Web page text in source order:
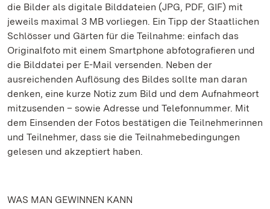
die Bilder als digitale Bilddateien (JPG, PDF, GIF) mit
jeweils maximal 3 MB vorliegen. Ein Tipp der Staatlichen
Schlösser und Gärten für die Teilnahme: einfach das
Originalfoto mit einem Smartphone abfotografieren und
die Bilddatei per E-Mail versenden. Neben der
ausreichenden Auflösung des Bildes sollte man daran
denken, eine kurze Notiz zum Bild und dem Aufnahmeort
mitzusenden – sowie Adresse und Telefonnummer. Mit
dem Einsenden der Fotos bestätigen die Teilnehmerinnen
und Teilnehmer, dass sie die Teilnahmebedingungen
gelesen und akzeptiert haben.
WAS MAN GEWINNEN KANN